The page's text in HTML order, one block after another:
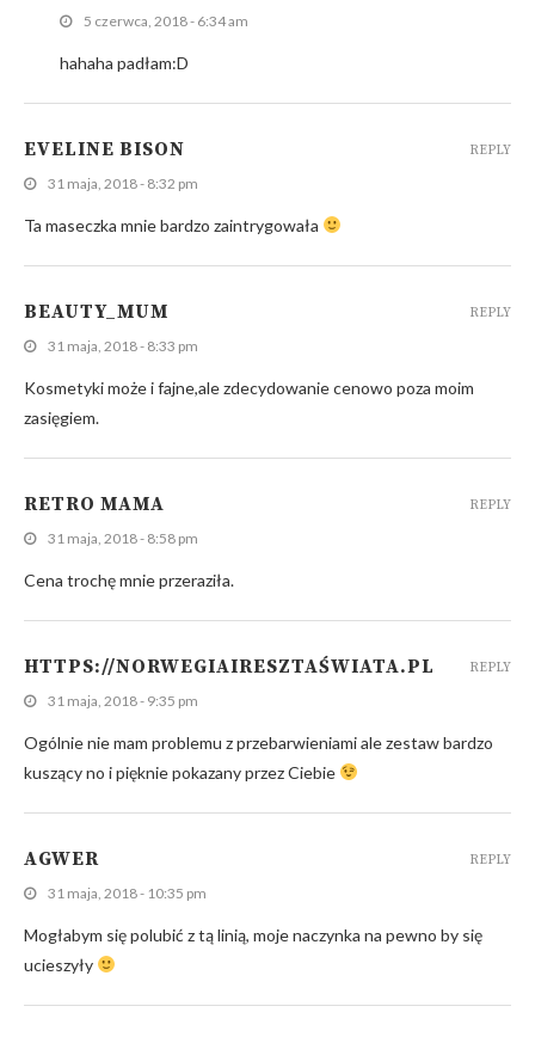
5 czerwca, 2018 - 6:34 am
hahaha padłam:D
EVELINE BISON
31 maja, 2018 - 8:32 pm
Ta maseczka mnie bardzo zaintrygowała
REPLY
BEAUTY_MUM
31 maja, 2018 - 8:33 pm
Kosmetyki może i fajne,ale zdecydowanie cenowo poza moim
zasięgiem.
REPLY
RETRO MAMA
31 maja, 2018 - 8:58 pm
Cena trochę mnie przeraziła.
REPLY
HTTPS://NORWEGIAIRESZTAŚWIATA.PL
31 maja, 2018 - 9:35 pm
Ogólnie nie mam problemu z przebarwieniami ale zestaw bardzo
kuszący no i pięknie pokazany przez Ciebie
REPLY
AGWER
31 maja, 2018 - 10:35 pm
Mogłabym się polubić z tą linią, moje naczynka na pewno by się
ucieszyły
REPLY